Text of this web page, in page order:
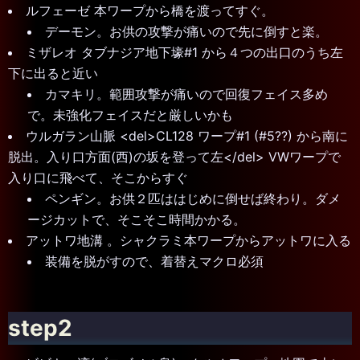
ルフェーゼ 本ワープから橋を渡ってすぐ。
デーモン。お供の攻撃が痛いので先に倒すと楽。
ミザレオ タブナジア地下壕#1 から４つの出口のうち左
下に出ると近い
カマキリ。範囲攻撃が痛いので回復フェイス多め
で。未強化フェイスだと厳しいかも
ウルガラン山脈 <del>CL128 ワープ#1 (#5??) から南に
脱出。入り口方面(西)の坂を登って左</del> VWワープで
入り口に飛べて、そこからすぐ
ペンギン。お供２匹ははじめに倒せば終わり。ダメ
ージカットで、そこそこ時間かかる。
アットワ地溝 。シャクラミ本ワープからアットワに入る
装備を脱がすので、着替えマクロ必須
step2